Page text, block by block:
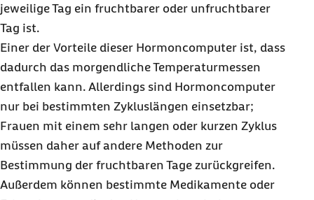
jeweilige Tag ein fruchtbarer oder unfruchtbarer
Tag ist.
Einer der Vorteile dieser Hormoncomputer ist, dass
dadurch das morgendliche Temperaturmessen
entfallen kann. Allerdings sind Hormoncomputer
nur bei bestimmten Zykluslängen einsetzbar;
Frauen mit einem sehr langen oder kurzen Zyklus
müssen daher auf andere Methoden zur
Bestimmung der fruchtbaren Tage zurückgreifen.
Außerdem können bestimmte Medikamente oder